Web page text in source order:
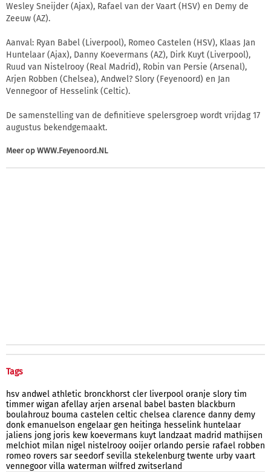
Wesley Sneijder (Ajax), Rafael van der Vaart (HSV) en Demy de
Zeeuw (AZ).
Aanval: Ryan Babel (Liverpool), Romeo Castelen (HSV), Klaas Jan
Huntelaar (Ajax), Danny Koevermans (AZ), Dirk Kuyt (Liverpool),
Ruud van Nistelrooy (Real Madrid), Robin van Persie (Arsenal),
Arjen Robben (Chelsea), Andwel? Slory (Feyenoord) en Jan
Vennegoor of Hesselink (Celtic).
De samenstelling van de definitieve spelersgroep wordt vrijdag 17
augustus bekendgemaakt.
Meer op WWW.Feyenoord.NL
Tags
hsv andwel athletic bronckhorst cler liverpool oranje slory tim
timmer wigan afellay arjen arsenal babel basten blackburn
boulahrouz bouma castelen celtic chelsea clarence danny demy
donk emanuelson engelaar gen heitinga hesselink huntelaar
jaliens jong joris kew koevermans kuyt landzaat madrid mathijsen
melchiot milan nigel nistelrooy ooijer orlando persie rafael robben
romeo rovers sar seedorf sevilla stekelenburg twente urby vaart
vennegoor villa waterman wilfred zwitserland